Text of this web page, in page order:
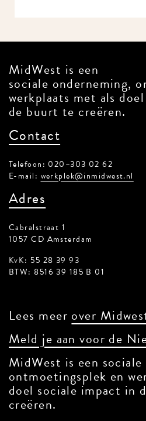
MidWest is een
sociale onderneming,
werkplaats met als
de buurt te creëren.
Contact
Telefoon: 020–303 02 62
E-mail: werkplek@inmidwest.nl
Adres
Cabralstraat 1
1057 CD Amsterdam
KvK: 55 28 39 93
BTW: 8516 39 185 B 01
Lees meer over
Meld je aan voor de
MidWest is een
ontmoetingsplek en
doel sociale impact in
creëren.